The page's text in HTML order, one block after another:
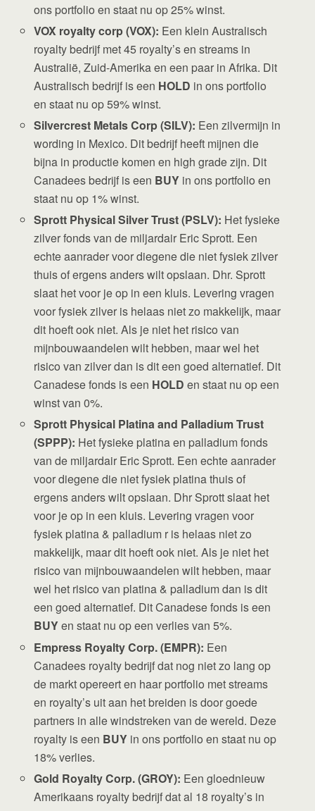
ons portfolio en staat nu op 25% winst.
VOX royalty corp (VOX): Een klein Australisch
royalty bedrijf met 45 royalty’s en streams in
Australië, Zuid-Amerika en een paar in Afrika. Dit
Australisch bedrijf is een HOLD in ons portfolio
en staat nu op 59% winst.
Silvercrest Metals Corp (SILV): Een zilvermijn in
wording in Mexico. Dit bedrijf heeft mijnen die
bijna in productie komen en high grade zijn. Dit
Canadees bedrijf is een BUY in ons portfolio en
staat nu op 1% winst.
Sprott Physical Silver Trust (PSLV): Het fysieke
zilver fonds van de miljardair Eric Sprott. Een
echte aanrader voor diegene die niet fysiek zilver
thuis of ergens anders wilt opslaan. Dhr. Sprott
slaat het voor je op in een kluis. Levering vragen
voor fysiek zilver is helaas niet zo makkelijk, maar
dit hoeft ook niet. Als je niet het risico van
mijnbouwaandelen wilt hebben, maar wel het
risico van zilver dan is dit een goed alternatief. Dit
Canadese fonds is een HOLD en staat nu op een
winst van 0%.
Sprott Physical Platina and Palladium Trust
(SPPP): Het fysieke platina en palladium fonds
van de miljardair Eric Sprott. Een echte aanrader
voor diegene die niet fysiek platina thuis of
ergens anders wilt opslaan. Dhr Sprott slaat het
voor je op in een kluis. Levering vragen voor
fysiek platina & palladium r is helaas niet zo
makkelijk, maar dit hoeft ook niet. Als je niet het
risico van mijnbouwaandelen wilt hebben, maar
wel het risico van platina & palladium dan is dit
een goed alternatief. Dit Canadese fonds is een
BUYen staat nu op een verlies van 5%.
Empress Royalty Corp. (EMPR): Een
Canadees royalty bedrijf dat nog niet zo lang op
de markt opereert en haar portfolio met streams
en royalty’s uit aan het breiden is door goede
partners in alle windstreken van de wereld. Deze
royalty is een BUY in ons portfolio en staat nu op
18% verlies.
Gold Royalty Corp. (GROY): Een gloednieuw
Amerikaans royalty bedrijf dat al 18 royalty’s in